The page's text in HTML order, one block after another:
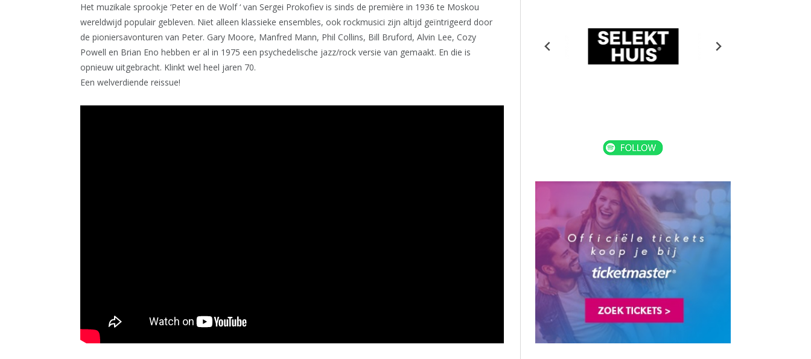
Het muzikale sprookje ‘Peter en de Wolf ‘ van Sergei Prokofiev is sinds de première in 1936 te Moskou
wereldwijd populair gebleven. Niet alleen klassieke ensembles, ook rockmusici zijn altijd geïntrigeerd door
de pioniersavonturen van Peter. Gary Moore, Manfred Mann, Phil Collins, Bill Bruford, Alvin Lee, Cozy
Powell en Brian Eno hebben er al in 1975 een psychedelische jazz/rock versie van gemaakt. En die is
opnieuw uitgebracht. Klinkt wel heel jaren 70.
Een welverdiende reissue!